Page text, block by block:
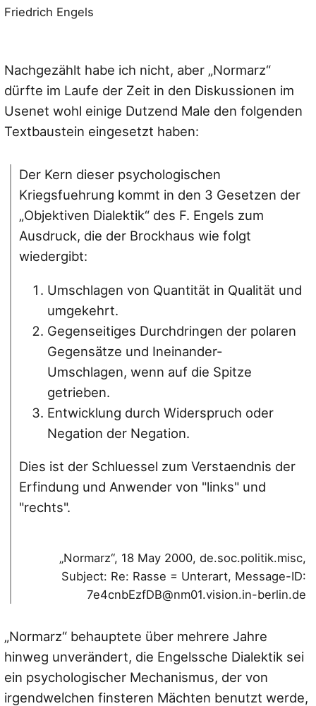
Friedrich Engels
Nachgezählt habe ich nicht, aber „Normarz“
dürfte im Laufe der Zeit in den Diskussionen im
Usenet wohl einige Dutzend Male den folgenden
Textbaustein eingesetzt haben:
Der Kern dieser psychologischen
Kriegsfuehrung kommt in den 3 Gesetzen der
„Objektiven Dialektik“ des F. Engels zum
Ausdruck, die der Brockhaus wie folgt
wiedergibt:
Umschlagen von Quantität in Qualität und
umgekehrt.
Gegenseitiges Durchdringen der polaren
Gegensätze und Ineinander-
Umschlagen, wenn auf die Spitze
getrieben.
Entwicklung durch Widerspruch oder
Negation der Negation.
Dies ist der Schluessel zum Verstaendnis der
Erfindung und Anwender von "links" und
"rechts".
„Normarz“, 18 May 2000, de.soc.politik.misc,
Subject: Re: Rasse = Unterart, Message-ID:
7e4cnbEzfDB@nm01.vision.in-berlin.de
„Normarz“ behauptete über mehrere Jahre
hinweg unverändert, die Engelssche Dialektik sei
ein psychologischer Mechanismus, der von
irgendwelchen finsteren Mächten benutzt werde,